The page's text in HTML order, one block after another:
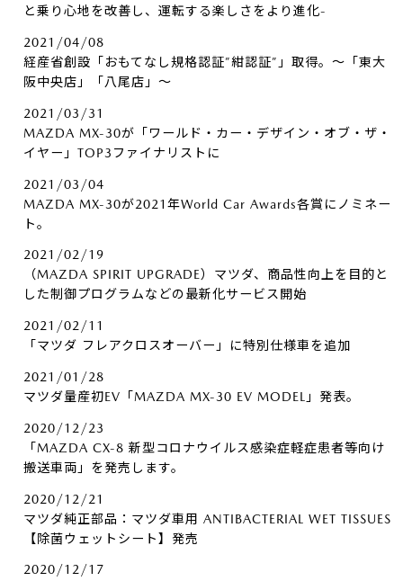
と乗り心地を改善し、運転する楽しさをより進化-
2021/04/08
経産省創設「おもてなし規格認証”紺認証”」取得。～「東大
阪中央店」「八尾店」～
2021/03/31
MAZDA MX-30が「ワールド・カー・デザイン・オブ・ザ・
イヤー」TOP3ファイナリストに
2021/03/04
MAZDA MX-30が2021年World Car Awards各賞にノミネー
ト。
2021/02/19
（MAZDA SPIRIT UPGRADE）マツダ、商品性向上を目的と
した制御プログラムなどの最新化サービス開始
2021/02/11
「マツダ フレアクロスオーバー」に特別仕様車を追加
2021/01/28
マツダ量産初EV「MAZDA MX-30 EV MODEL」発表。
2020/12/23
「MAZDA CX-8 新型コロナウイルス感染症軽症患者等向け
搬送車両」を発売します。
2020/12/21
マツダ純正部品：マツダ車用 ANTIBACTERIAL WET TISSUES
【除菌ウェットシート】発売
2020/12/17